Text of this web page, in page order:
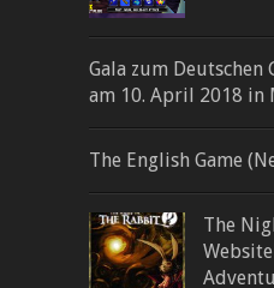
Gala zum
am 10. April 2018 in
The English Game
The